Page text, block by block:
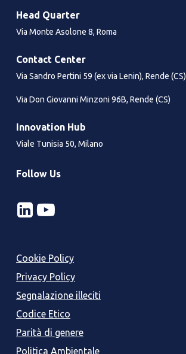
Head Quarter
Via Monte Asolone 8, Roma
Contact Center
Via Sandro Pertini 59 (ex via Lenin), Rende (CS)
Via Don Giovanni Minzoni 96B, Rende (CS)
Innovation Hub
Viale Tunisia 50, Milano
Follow Us
Cookie Policy
Privacy Policy
Segnalazione illeciti
Codice Etico
Parità di genere
Politica Ambientale